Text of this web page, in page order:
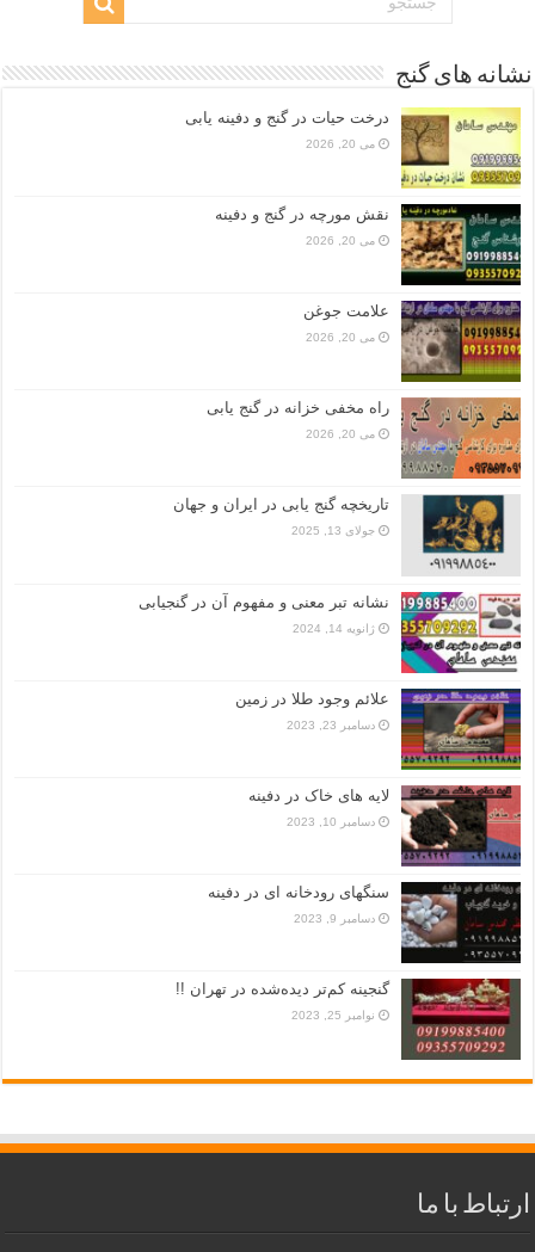
نشانه های گنج
درخت حیات در گنج و دفینه یابی
می 20, 2026
نقش مورچه در گنج و دفینه
می 20, 2026
علامت جوغن
می 20, 2026
راه مخفی خزانه در گنج یابی
می 20, 2026
تاریخچه گنج‌ یابی در ایران و جهان
جولای 13, 2025
نشانه تبر معنی و مفهوم آن در گنجیابی
ژانویه 14, 2024
علائم وجود طلا در زمین
دسامبر 23, 2023
لایه های خاک در دفینه
دسامبر 10, 2023
سنگهای رودخانه ای در دفینه
دسامبر 9, 2023
گنجینه کم‌تر دیده‌شده در تهران !!
نوامبر 25, 2023
ارتباط با ما